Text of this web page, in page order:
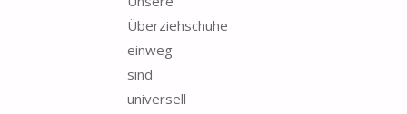
Überziehschuhe
einweg
sind
universell